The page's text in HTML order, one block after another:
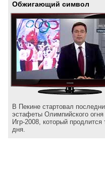
Обжигающий символ
В Пекине стартовал
эстафеты Олимпийского огня
Игр-2008, который продлится
дня.